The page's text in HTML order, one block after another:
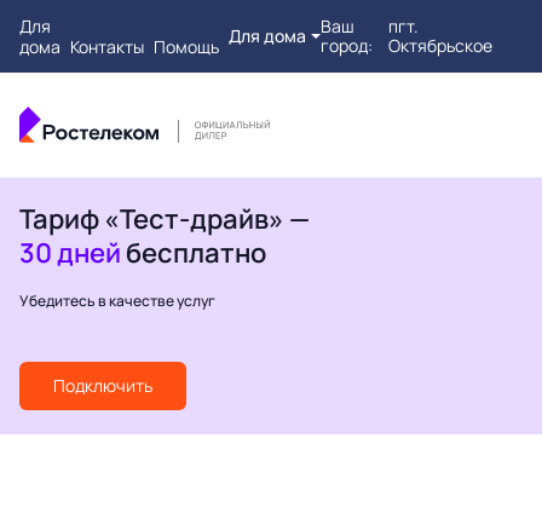
Для
дома Контакты Помощь Для дома
Ваш
город:
пгт.
Октябрьское
Тариф «Тест-драйв» —
30 дней бесплатно
Убедитесь в качестве услуг
Подключить